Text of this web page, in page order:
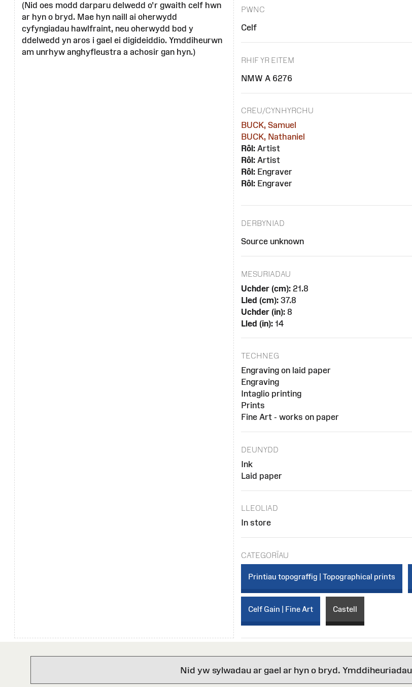
(Nid oes modd darparu delwedd o'r gwaith celf hwn
ar hyn o bryd. Mae hyn naill ai oherwydd
cyfyngiadau hawlfraint, neu oherwydd bod y
ddelwedd yn aros i gael ei digideiddio. Ymddiheurwn
am unrhyw anghyfleustra a achosir gan hyn.)
PWNC
Celf
RHIF YR EITEM
NMW A 6276
CREU/CYNHYRCHU
BUCK, Samuel
BUCK, Nathaniel
Rôl:Artist
Rôl:Artist
Rôl:Engraver
Rôl:Engraver
DERBYNIAD
Source unknown
MESURIADAU
Uchder (cm):21.8
Lled (cm):37.8
Uchder (in):8
Lled (in):14
TECHNEG
Engraving on laid paper
Engraving
Intaglio printing
Prints
Fine Art - works on paper
DEUNYDD
Ink
Laid paper
LLEOLIAD
In store
CATEGORÏAU
Printiau topograffig | Topographical prints
Celf Gain | Fine Art Castell
Nid yw sylwadau ar gael ar hyn o bryd.